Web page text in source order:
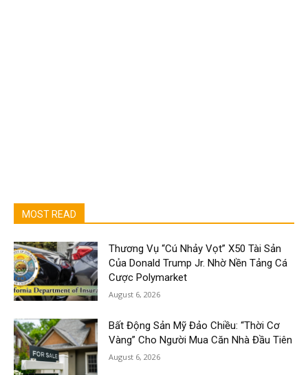
MOST READ
Thương Vụ “Cú Nhảy Vọt” X50 Tài Sản
Của Donald Trump Jr. Nhờ Nền Tảng Cá
Cược Polymarket
August 6, 2026
Bất Động Sản Mỹ Đảo Chiều: “Thời Cơ
Vàng” Cho Người Mua Căn Nhà Đầu Tiên
August 6, 2026